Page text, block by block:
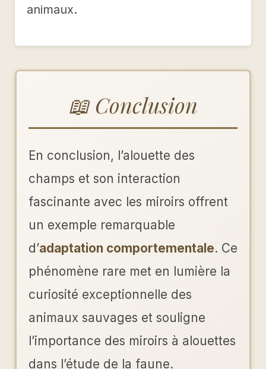
animaux.
📖 Conclusion
En conclusion, l’alouette des
champs et son interaction
fascinante avec les miroirs offrent
un exemple remarquable
d’adaptation comportementale. Ce
phénomène rare met en lumière la
curiosité exceptionnelle des
animaux sauvages et souligne
l’importance des miroirs à alouettes
dans l’étude de la faune.